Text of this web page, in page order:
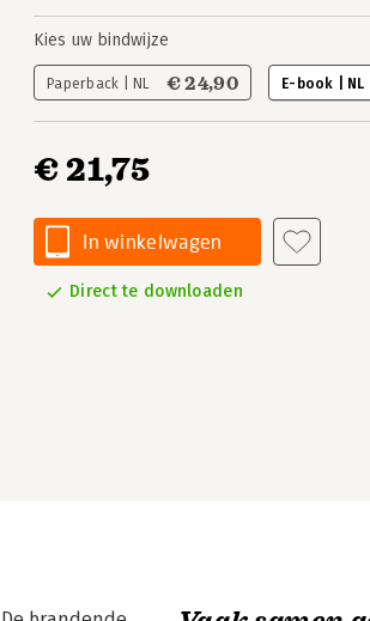
Kies uw bindwijze
Paperback | NL € 24,90 E-book | NL
€ 21,75
In winkelwagen
Direct te downloaden